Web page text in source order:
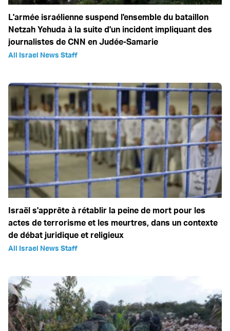
L'armée israélienne suspend l'ensemble du bataillon
Netzah Yehuda à la suite d'un incident impliquant des
journalistes de CNN en Judée-Samarie
All Israel News Staff
Israël s'apprête à rétablir la peine de mort pour les
actes de terrorisme et les meurtres, dans un contexte
de débat juridique et religieux
All Israel News Staff